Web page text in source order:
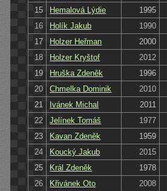
15
Hemalová Lýdie 1995
16
Holík Jakub 1990
17
Holzer Heřman 2000
18
Holzer Kryštof
2012
19
Hruška Zdeněk
1996
20
Chmelka Dominik
2010
21
Ivánek Michal
2011
22
Jelínek Tomáš 1977
23
Kavan Zdeněk 1959
24
Koucký Jakub
2015
25
Král Zdeněk 1978
26
Křivánek Oto
2008